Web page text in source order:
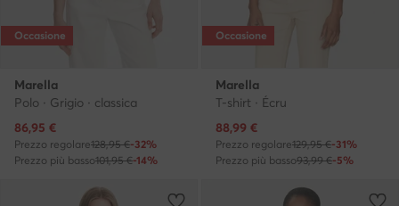
Occasione
Marella
Polo · Grigio · classica
Prezzo attuale
86,95 €
Prezzo regolare128,95 €-32%
Prezzo più basso101,95 €-14%
Occasione
Marella
T-shirt · Écru
Prezzo attuale
88,99 €
Prezzo regolare129,95 €-31%
Prezzo più basso93,99 €-5%